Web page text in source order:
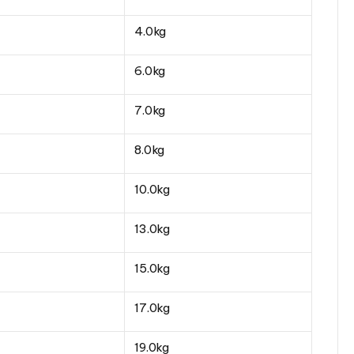
4.0kg
6.0kg
7.0kg
8.0kg
10.0kg
13.0kg
15.0kg
17.0kg
19.0kg